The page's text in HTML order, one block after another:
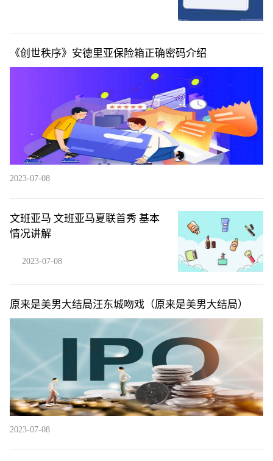
《创世秩序》安德里亚保险箱正确密码介绍
2023-07-08
文班亚马 文班亚马夏联首秀 基本
情况讲解
2023-07-08
原来是美男大结局汪东城吻戏（原来是美男大结局）
2023-07-08